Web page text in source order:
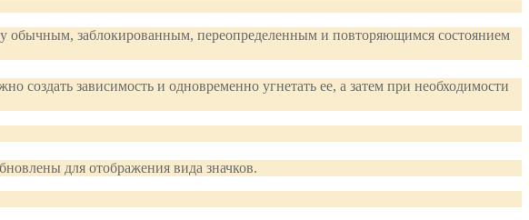
заблокированным, переопределенным и повторяющимся состоянием
создать зависимость и одновременно угнетать ее, а затем при необходимости
для отображения вида значков.